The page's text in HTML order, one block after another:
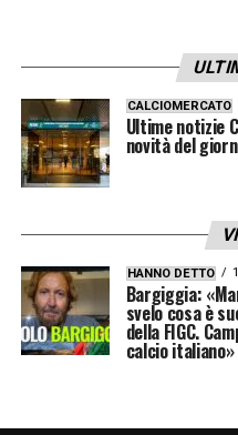
CALCIOMERCATO
Ultime notizie
novità del
HANNO DETTO
Bargiggia:
svelo cosa è
della FIGC.
calcio italiano»